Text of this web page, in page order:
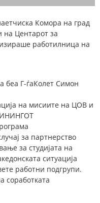
Комора на град
на Центарот за
работилница на
беа Г-ѓаКолет Симон
на мисиите на ЦОВ и
за партнерство
за студијата на
ситуација
работни подгрупи.
соработката